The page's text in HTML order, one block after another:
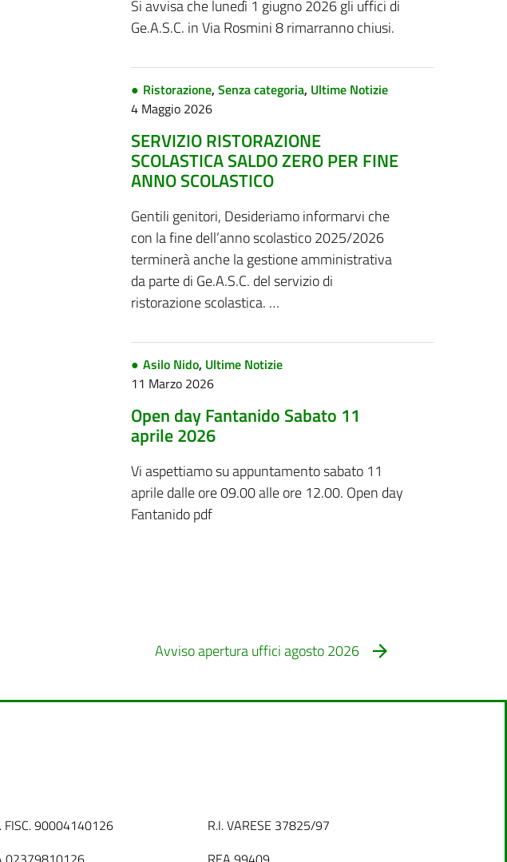
Si avvisa che lunedì 1 giugno 2026 gli uffici di
Ge.A.S.C. in Via Rosmini 8 rimarranno chiusi.
Ristorazione,Senza categoria, Ultime Notizie
4 Maggio 2026
SERVIZIO RISTORAZIONE
SCOLASTICA SALDO ZERO PER FINE
ANNO SCOLASTICO
Gentili genitori, Desideriamo informarvi che
con la fine dell’anno scolastico 2025/2026
terminerà anche la gestione amministrativa
da parte di Ge.A.S.C. del servizio di
ristorazione scolastica. …
Asilo Nido, Ultime Notizie
11 Marzo 2026
Open day Fantanido Sabato 11
aprile 2026
Vi aspettiamo su appuntamento sabato 11
aprile dalle ore 09.00 alle ore 12.00. Open day
Fantanido pdf
Avviso apertura uffici agosto 2026
FISC. 90004140126
R.I. VARESE 37825/97